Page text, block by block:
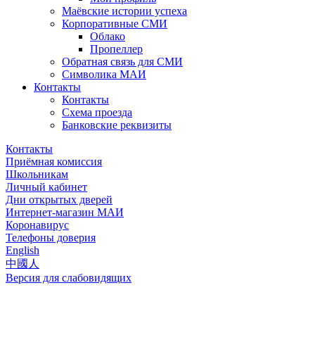
Маёвские истории успеха
Корпоративные СМИ
Облако
Пропеллер
Обратная связь для СМИ
Символика МАИ
Контакты
Контакты
Схема проезда
Банковские реквизиты
Контакты
Приёмная комиссия
Школьникам
Личный кабинет
Дни открытых дверей
Интернет-магазин МАИ
Коронавирус
Телефоны доверия
English
中國人
Версия для слабовидящих